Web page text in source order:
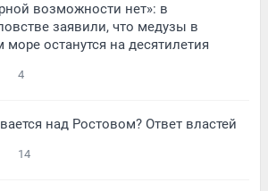
возможности нет»: в
заявили, что медузы в
останутся на десятилетия
4
над Ростовом? Ответ властей
14